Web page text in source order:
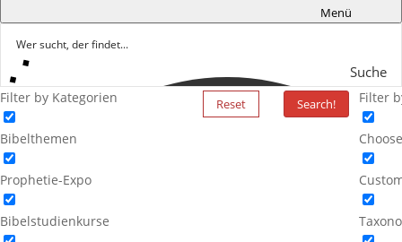
Menü
Suche
Filter by Kategorien
Bibelthemen
Prophetie-Expo
Bibelstudienkurse
Reset Search! Filter